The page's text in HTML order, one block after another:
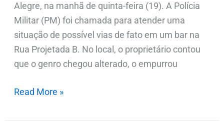
Alegre, na manhã de quinta-feira (19). A Polícia
Militar (PM) foi chamada para atender uma
situação de possível vias de fato em um bar na
Rua Projetada B. No local, o proprietário contou
que o genro chegou alterado, o empurrou
Read More »